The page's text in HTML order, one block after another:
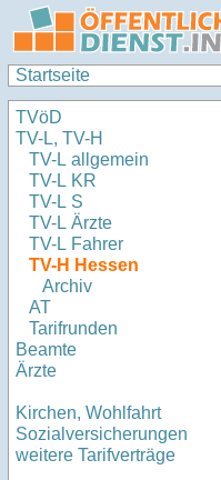
Startseite
TVöD
TV-L, TV-H
TV-L allgemein
TV-L KR
TV-L S
TV-L Ärzte
TV-L Fahrer
TV-H Hessen
Archiv
AT
Tarifrunden
Beamte
Ärzte
Kirchen, Wohlfahrt
Sozialversicherungen
weitere Tarifverträge